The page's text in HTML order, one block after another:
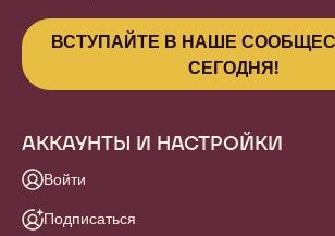
ВСТУПАЙТЕ В НАШЕ
СЕГОДНЯ!
АККАУНТЫ И НАСТРОЙКИ
Войти
Подписаться